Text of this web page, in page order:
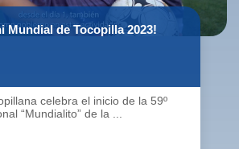
Mundial de Tocopilla 2023!
celebra el inicio de la 59º
“Mundialito” de la ...